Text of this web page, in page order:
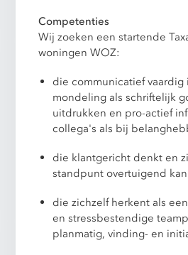
Competenties
Wij zoeken een startende
woningen WOZ:
die communicatief vaardig
mondeling als schriftelijk
uitdrukken en pro-actief
collega's als bij
die klantgericht denkt en
standpunt overtuigend
die zichzelf herkent als
en stressbestendige
planmatig, vinding- en